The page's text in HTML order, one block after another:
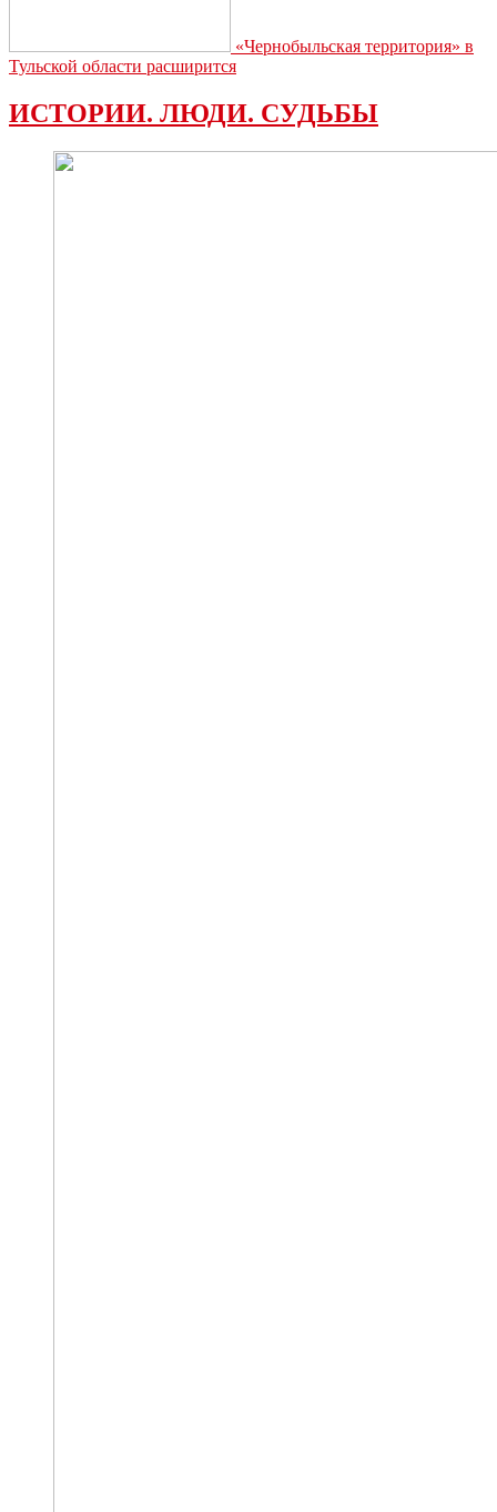
«Чернобыльская территория» в
Тульской области расширится
ИСТОРИИ. ЛЮДИ. СУДЬБЫ